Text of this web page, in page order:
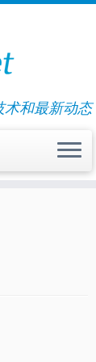
术和最新动态